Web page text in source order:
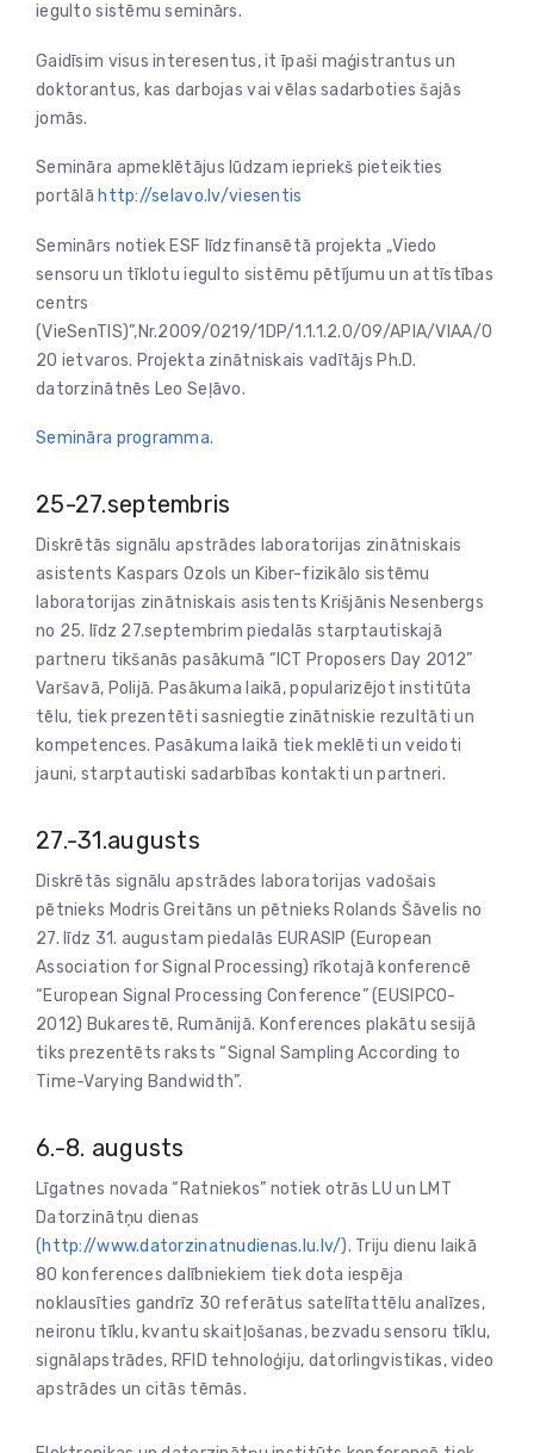
iegulto sistēmu seminārs.
Gaidīsim visus interesentus, it īpaši maģistrantus un
doktorantus, kas darbojas vai vēlas sadarboties šajās
jomās.
Semināra apmeklētājus lūdzam iepriekš pieteikties
portālā http://selavo.lv/viesentis
Seminārs notiek ESF līdzfinansētā projekta „Viedo
sensoru un tīklotu iegulto sistēmu pētījumu un attīstības
centrs
(VieSenTIS)”,Nr.2009/0219/1DP/1.1.1.2.0/09/APIA/VIAA/0
20 ietvaros. Projekta zinātniskais vadītājs Ph.D.
datorzinātnēs Leo Seļāvo.
Semināra programma.
25-27.septembris
Diskrētās signālu apstrādes laboratorijas zinātniskais
asistents Kaspars Ozols un Kiber-fizikālo sistēmu
laboratorijas zinātniskais asistents Krišjānis Nesenbergs
no 25. līdz 27.septembrim piedalās starptautiskajā
partneru tikšanās pasākumā “ICT Proposers Day 2012”
Varšavā, Polijā. Pasākuma laikā, popularizējot institūta
tēlu, tiek prezentēti sasniegtie zinātniskie rezultāti un
kompetences. Pasākuma laikā tiek meklēti un veidoti
jauni, starptautiski sadarbības kontakti un partneri.
27.-31.augusts
Diskrētās signālu apstrādes laboratorijas vadošais
pētnieks Modris Greitāns un pētnieks Rolands Šāvelis no
27. līdz 31. augustam piedalās EURASIP (European
Association for Signal Processing) rīkotajā konferencē
“European Signal Processing Conference” (EUSIPCO-
2012) Bukarestē, Rumānijā. Konferences plakātu sesijā
tiks prezentēts raksts “Signal Sampling According to
Time-Varying Bandwidth”.
6.-8. augusts
Līgatnes novada “Ratniekos” notiek otrās LU un LMT
Datorzinātņu dienas
(http://www.datorzinatnudienas.lu.lv/). Triju dienu laikā
80 konferences dalībniekiem tiek dota iespēja
noklausīties gandrīz 30 referātus satelītattēlu analīzes,
neironu tīklu, kvantu skaitļošanas, bezvadu sensoru tīklu,
signālapstrādes, RFID tehnoloģiju, datorlingvistikas, video
apstrādes un citās tēmās.